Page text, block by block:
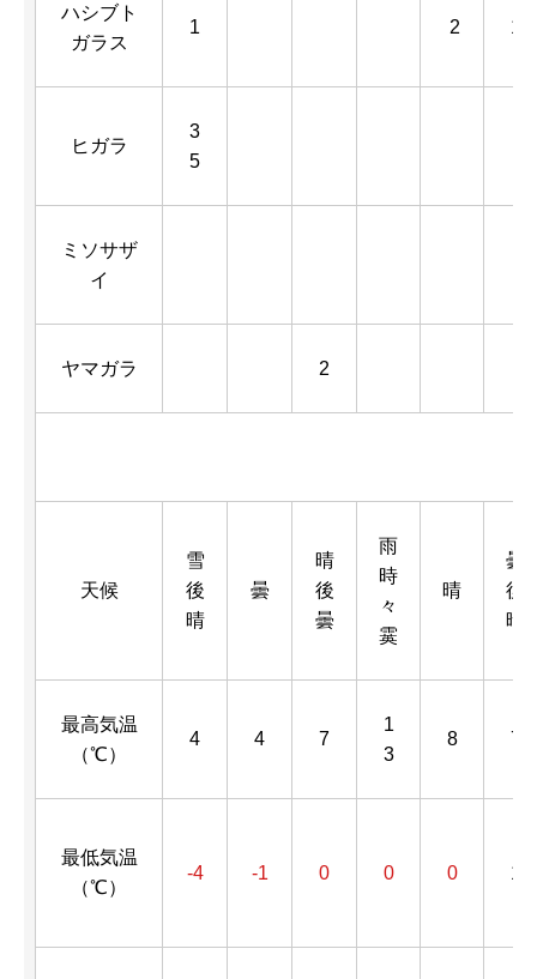
ハシブト
ガラス
1 2 1
ヒガラ
3
5
ミソサザ
イ
ヤマガラ 2
天候
雪
後
晴
曇
晴
後
曇
雨
時
々
霙
晴
曇
後
晴
最高気温
（℃）
4 4 7
1
3
8 7
最低気温
（℃）
-4 -1 0 0 0 1